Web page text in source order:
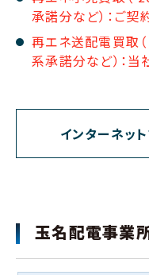
承諾分など）：ご
再エネ送配電買取
系承諾分など）：
インターネッ
玉名配電事業